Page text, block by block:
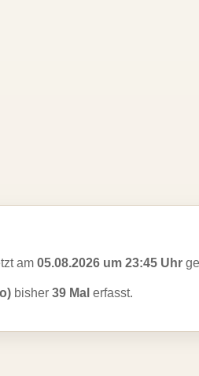
am 05.08.2026 um 23:45 Uhr
bisher 39 Mal erfasst.